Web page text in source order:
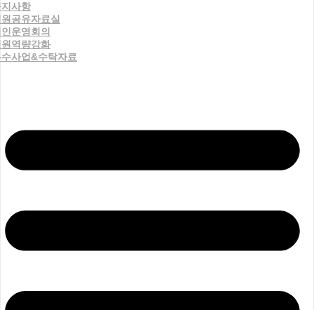
사항
공유자료실
운영회의
역량강화
사업&수탁자료